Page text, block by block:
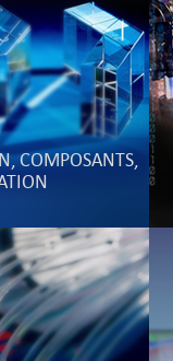
COMPOSANTS,